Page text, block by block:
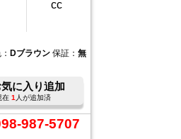
cc
Dブラウン 保証： 無
に入り追加
在 1 人が追加済
987-5707